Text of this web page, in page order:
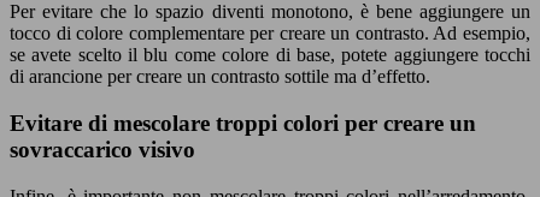
Per evitare che lo spazio diventi monotono, è bene aggiungere un
tocco di colore complementare per creare un contrasto. Ad esempio,
se avete scelto il blu come colore di base, potete aggiungere tocchi
di arancione per creare un contrasto sottile ma d’effetto.
Evitare di mescolare troppi colori per creare un
sovraccarico visivo